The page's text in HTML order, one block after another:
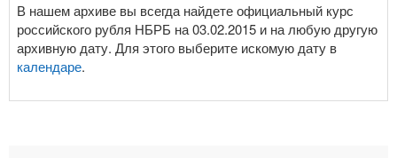
В нашем архиве вы всегда найдете официальный курс
российского рубля НБРБ на 03.02.2015 и на любую другую
архивную дату. Для этого выберите искомую дату в
календаре.